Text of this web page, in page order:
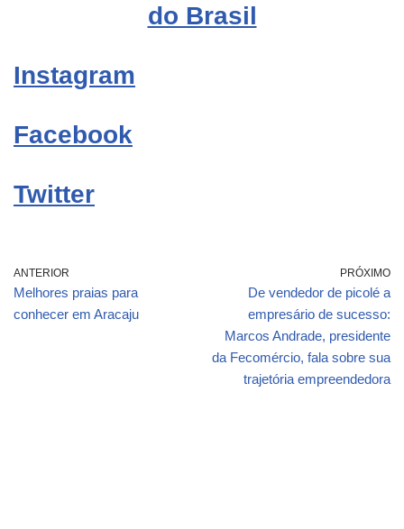
do Brasil
Instagram
Facebook
Twitter
ANTERIOR
Melhores praias para
conhecer em Aracaju
PRÓXIMO
De vendedor de picolé a
empresário de sucesso:
Marcos Andrade, presidente
da Fecomércio, fala sobre sua
trajetória empreendedora